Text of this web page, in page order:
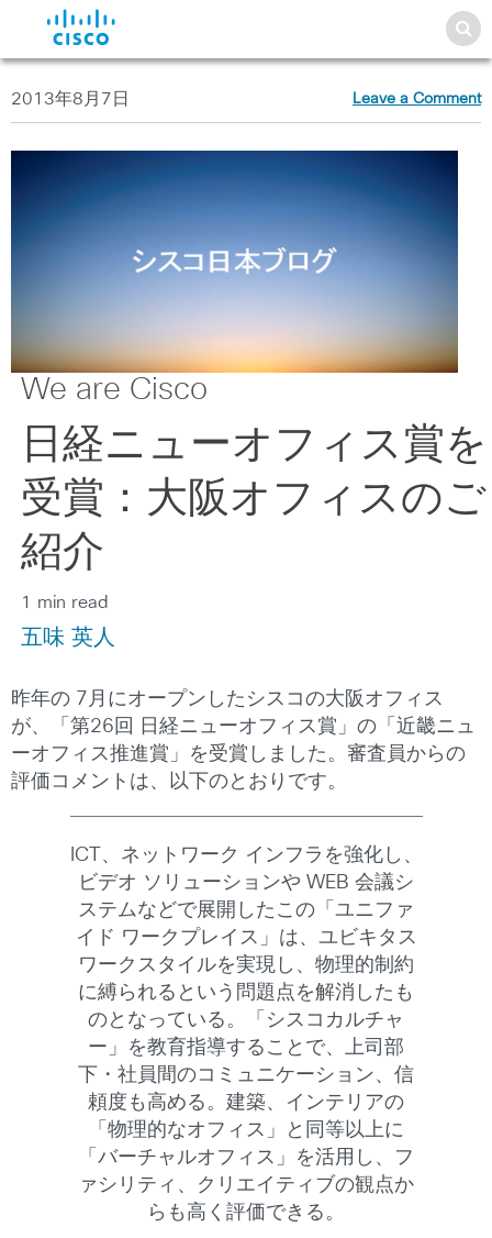
2013年8月7日 Leave a Comment
We are Cisco
日経ニューオフィス賞を
受賞：大阪オフィスのご
紹介
1 min read
五味 英人
昨年の 7月にオープンしたシスコの大阪オフィス
が、「第26回 日経ニューオフィス賞」の「近畿ニュ
ーオフィス推進賞」を受賞しました。審査員からの
評価コメントは、以下のとおりです。
ICT、ネットワーク インフラを強化し、
ビデオ ソリューションや WEB 会議シ
ステムなどで展開したこの「ユニファ
イド ワークプレイス」は、ユビキタス
ワークスタイルを実現し、物理的制約
に縛られるという問題点を解消したも
のとなっている。「シスコカルチャ
ー」を教育指導することで、上司部
下・社員間のコミュニケーション、信
頼度も高める。建築、インテリアの
「物理的なオフィス」と同等以上に
「バーチャルオフィス」を活用し、フ
ァシリティ、クリエイティブの観点か
らも高く評価できる。